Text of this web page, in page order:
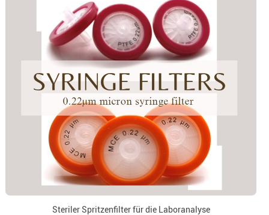
Steriler Spritzenfilter für die Laboranalyse